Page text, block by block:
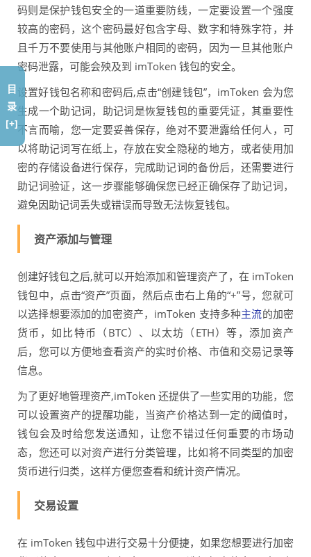
码则是保护钱包安全的一道重要防线，一定要设置一个强度
较高的密码，这个密码最好包含字母、数字和特殊字符，并
且千万不要使用与其他账户相同的密码，因为一旦其他账户
密码泄露，可能会殃及到 imToken 钱包的安全。
设置好钱包名称和密码后,点击“创建钱包”，imToken 会为您
生成一个助记词，助记词是恢复钱包的重要凭证，其重要性
不言而喻，您一定要妥善保存，绝对不要泄露给任何人，可
以将助记词写在纸上，存放在安全隐秘的地方，或者使用加
密的存储设备进行保存，完成助记词的备份后，还需要进行
助记词验证，这一步骤能够确保您已经正确保存了助记词，
避免因助记词丢失或错误而导致无法恢复钱包。
资产添加与管理
创建好钱包之后,就可以开始添加和管理资产了，在 imToken
钱包中，点击“资产”页面，然后点击右上角的“+”号，您就可
以选择想要添加的加密资产，imToken 支持多种主流的加密
货币，如比特币（BTC）、以太坊（ETH）等，添加资产
后，您可以方便地查看资产的实时价格、市值和交易记录等
信息。
为了更好地管理资产,imToken 还提供了一些实用的功能，您
可以设置资产的提醒功能，当资产价格达到一定的阈值时，
钱包会及时给您发送通知，让您不错过任何重要的市场动
态，您还可以对资产进行分类管理，比如将不同类型的加密
货币进行归类，这样方便您查看和统计资产情况。
交易设置
在 imToken 钱包中进行交易十分便捷，如果您想要进行加密
目
录
[+]